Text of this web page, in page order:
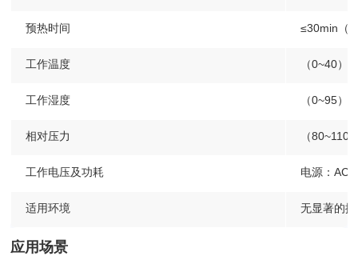
预热时间 ≤30min（
工作温度 （0~40）
工作湿度 （0~95）
相对压力 （80~110
工作电压及功耗 电源：
适用环境 无显著的
应用场景